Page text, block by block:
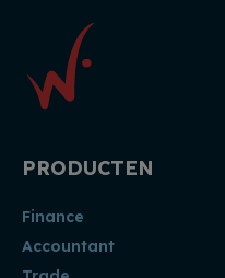
PRODUCTEN
Finance
Accountant